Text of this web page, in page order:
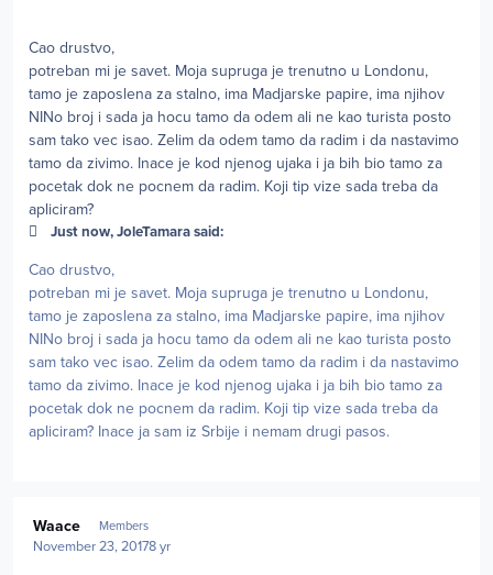
Cao drustvo,
potreban mi je savet. Moja supruga je trenutno u Londonu,
tamo je zaposlena za stalno, ima Madjarske papire, ima njihov
NINo broj i sada ja hocu tamo da odem ali ne kao turista posto
sam tako vec isao. Zelim da odem tamo da radim i da nastavimo
tamo da zivimo. Inace je kod njenog ujaka i ja bih bio tamo za
pocetak dok ne pocnem da radim. Koji tip vize sada treba da
apliciram?
Just now, JoleTamara said:
Cao drustvo,
potreban mi je savet. Moja supruga je trenutno u Londonu,
tamo je zaposlena za stalno, ima Madjarske papire, ima njihov
NINo broj i sada ja hocu tamo da odem ali ne kao turista posto
sam tako vec isao. Zelim da odem tamo da radim i da nastavimo
tamo da zivimo. Inace je kod njenog ujaka i ja bih bio tamo za
pocetak dok ne pocnem da radim. Koji tip vize sada treba da
apliciram? Inace ja sam iz Srbije i nemam drugi pasos.
Waace Members
November 23, 20178 yr